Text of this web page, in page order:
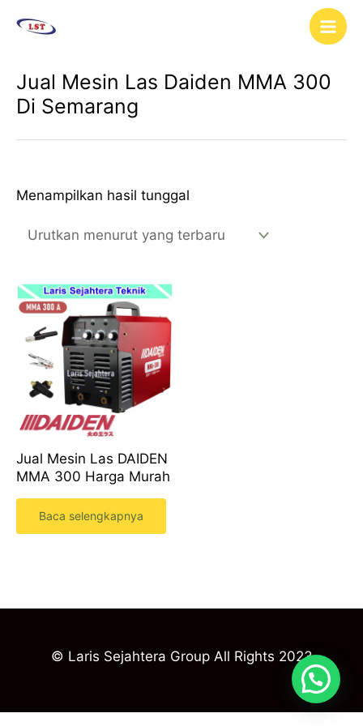
Main
Jual Mesin Las Daiden MMA 300
Di Semarang
Menampilkan hasil tunggal
Jual Mesin Las DAIDEN
MMA 300 Harga Murah
Baca selengkapnya
© Laris Sejahtera Group All Rights 2023